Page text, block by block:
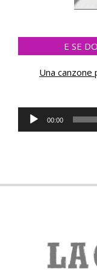
E SE
Una canzone
Audio
Player
00:00